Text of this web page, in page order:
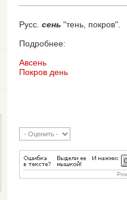
Русс. сень"тень, покров".
Подробнее:
Авсень
Покров день